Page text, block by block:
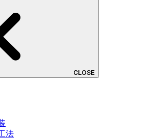
CLOSE
法